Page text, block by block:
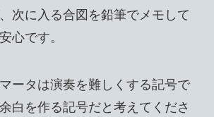
次に入る合図を鉛筆でメモして
心です。
ータは演奏を難しくする記号で
白を作る記号だと考えてくださ